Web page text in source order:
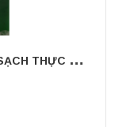
T
HIẾT KẾ VÀ THI CÔNG PHÒNG SẠCH THỰC PHẨM - VI SINH